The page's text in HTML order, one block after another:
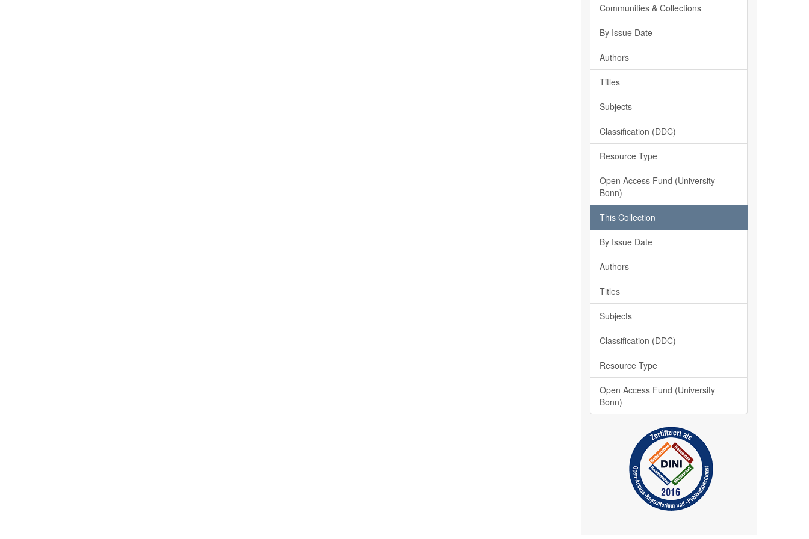
Communities & Collections
By Issue Date
Authors
Titles
Subjects
Classification (DDC)
Resource Type
Open Access Fund (University
Bonn)
This Collection
By Issue Date
Authors
Titles
Subjects
Classification (DDC)
Resource Type
Open Access Fund (University
Bonn)